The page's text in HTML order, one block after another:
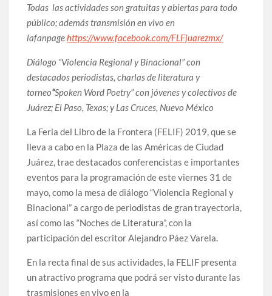
celebrarse en Delicias
Amplía Biblioteca Central “Carlos Montemayor”
Todas las actividades son gratuitas y abiertas para todo
público; además transmisión en vivo en
lafanpagehttps://www.facebook.com/FLFjuarezmx/
Diálogo “Violencia Regional y Binacional” con
destacados periodistas, charlas de literatura y
torneo“Spoken Word Poetry”con jóvenes y colectivos de
Juárez; El Paso, Texas; y Las Cruces, Nuevo México
La Feria del Libro de la Frontera (FELIF) 2019, que se
lleva a cabo en la Plaza de las Américas de Ciudad
Juárez, trae destacados conferencistas e importantes
eventos para la programación de este viernes 31 de
mayo, como la mesa de diálogo “Violencia Regional y
Binacional” a cargo de periodistas de gran trayectoria,
así como las “Noches de Literatura”, con la
participación del escritor Alejandro Páez Varela.
En la recta final de sus actividades, la FELIF presenta
un atractivo programa que podrá ser visto durante las
trasmisiones en vivo en la